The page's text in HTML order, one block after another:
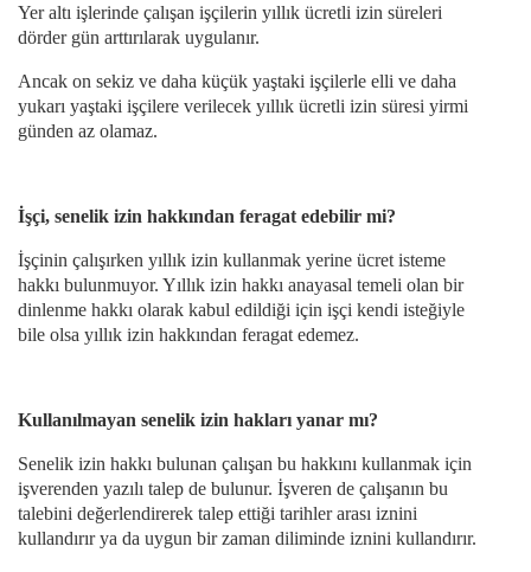
Yer altı işlerinde çalışan işçilerin yıllık ücretli izin süreleri
dörder gün arttırılarak uygulanır.
Ancak on sekiz ve daha küçük yaştaki işçilerle elli ve daha
yukarı yaştaki işçilere verilecek yıllık ücretli izin süresi yirmi
günden az olamaz.
İşçi, senelik izin hakkından feragat edebilir mi?
İşçinin çalışırken yıllık izin kullanmak yerine ücret isteme
hakkı bulunmuyor. Yıllık izin hakkı anayasal temeli olan bir
dinlenme hakkı olarak kabul edildiği için işçi kendi isteğiyle
bile olsa yıllık izin hakkından feragat edemez.
Kullanılmayan senelik izin hakları yanar mı?
Senelik izin hakkı bulunan çalışan bu hakkını kullanmak için
işverenden yazılı talep de bulunur. İşveren de çalışanın bu
talebini değerlendirerek talep ettiği tarihler arası iznini
kullandırır ya da uygun bir zaman diliminde iznini kullandırır.